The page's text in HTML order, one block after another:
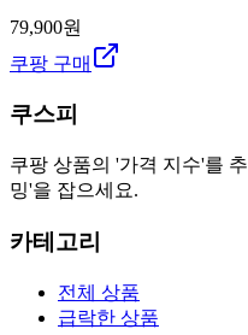
79,900원
쿠팡 구매
쿠스피
쿠팡 상품의 '가격 지수'를
밍'을 잡으세요.
카테고리
전체 상품
급락한 상품